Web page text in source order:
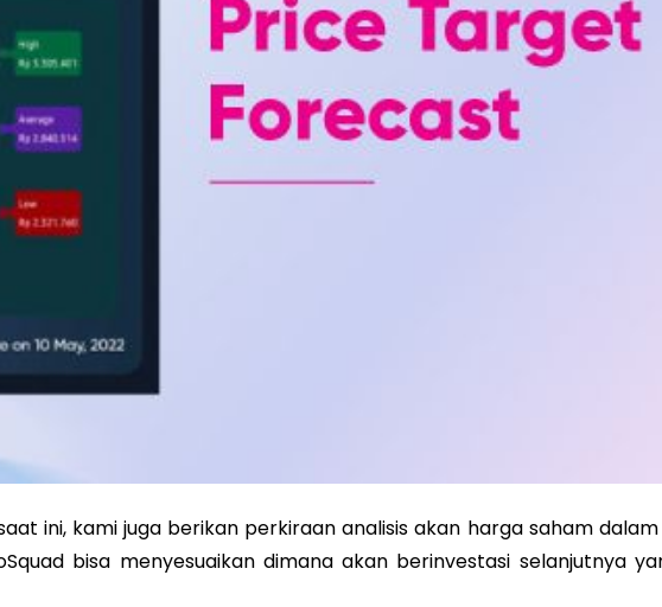
ini, kami juga berikan perkiraan analisis akan harga saham dalam
bisa menyesuaikan dimana akan berinvestasi selanjutnya